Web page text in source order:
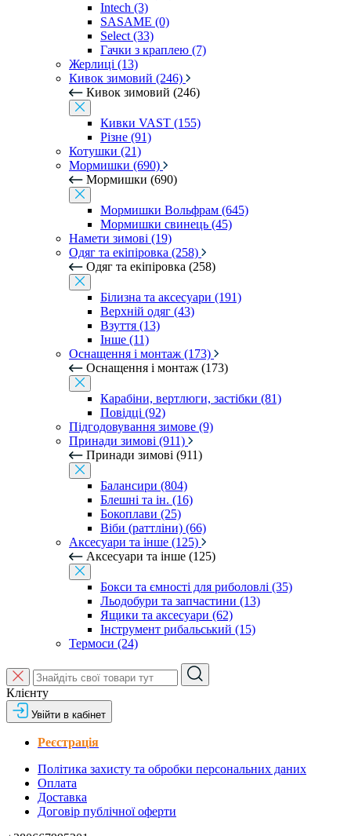
Intech (3)
SASAME (0)
Select (33)
Гачки з краплею (7)
Жерлиці (13)
Кивок зимовий (246)
Кивок зимовий (246)
Кивки VAST (155)
Різне (91)
Котушки (21)
Мормишки (690)
Мормишки (690)
Мормишки Вольфрам (645)
Мормишки свинець (45)
Намети зимові (19)
Одяг та екіпіровка (258)
Одяг та екіпіровка (258)
Білизна та аксесуари (191)
Верхній одяг (43)
Взуття (13)
Інше (11)
Оснащення і монтаж (173)
Оснащення і монтаж (173)
Карабіни, вертлюги, застібки (81)
Повідці (92)
Підгодовування зимове (9)
Принади зимові (911)
Принади зимові (911)
Балансири (804)
Блешні та ін. (16)
Бокоплави (25)
Віби (раттліни) (66)
Аксесуари та інше (125)
Аксесуари та інше (125)
Бокси та ємності для риболовлі (35)
Льодобури та запчастини (13)
Ящики та аксесуари (62)
Інструмент рибальський (15)
Термоси (24)
Клієнту
Увійти в кабінет
Реєстрація
Політика захисту та обробки персональних даних
Оплата
Доставка
Договір публічної оферти